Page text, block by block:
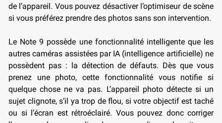
de l’appareil. Vous pouvez désactiver l’optimiseur de scène
si vous préférez prendre des photos sans son intervention.
Le Note 9 possède une fonctionnalité intelligente que les
autres caméras assistées par IA (intelligence artificielle) ne
possèdent pas : la détection de défauts. Dès que vous
prenez une photo, cette fonctionnalité vous notifie si
quelque chose ne va pas. L’appareil photo détecte si un
sujet clignote, s’il ya trop de flou, si votre objectif est taché
ou si l’écran est rétroéclairé. Vous pouvez donc corriger